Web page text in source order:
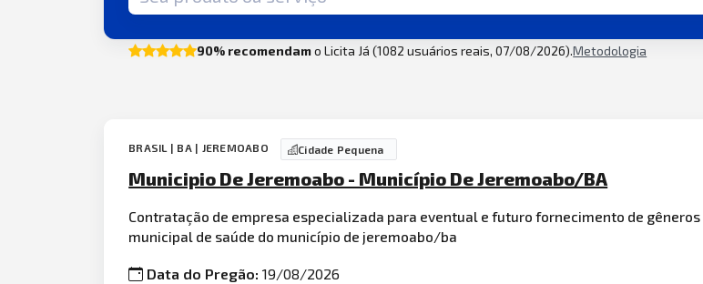
90% recomendamo Licita Já (1082 usuários reais, 07/08/2026).Metodologia
BRASIL | BA | JEREMOABO Cidade Pequena
Municipio De Jeremoabo - Município De Jeremoabo/BA
Contratação de empresa especializada para eventual e futuro fornecimento de gêneros
municipal de saúde do município de jeremoabo/ba
Data do Pregão:19/08/2026